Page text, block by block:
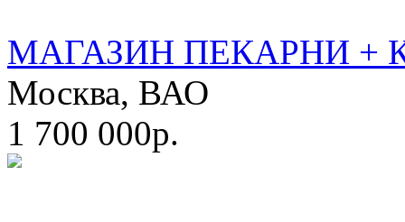
МАГАЗИН ПЕКАРНИ +
Москва, ВАО
1 700 000р.